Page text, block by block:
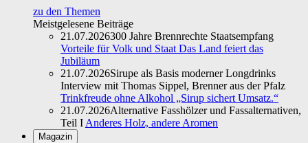
zu den Themen
Meistgelesene Beiträge
21.07.2026300 Jahre Brennrechte Staatsempfang
Vorteile für Volk und Staat Das Land feiert das
Jubiläum
21.07.2026Sirupe als Basis moderner Longdrinks
Interview mit Thomas Sippel, Brenner aus der Pfalz
Trinkfreude ohne Alkohol „Sirup sichert Umsatz.“
21.07.2026Alternative Fasshölzer und Fassalternativen,
Teil I Anderes Holz, andere Aromen
Magazin